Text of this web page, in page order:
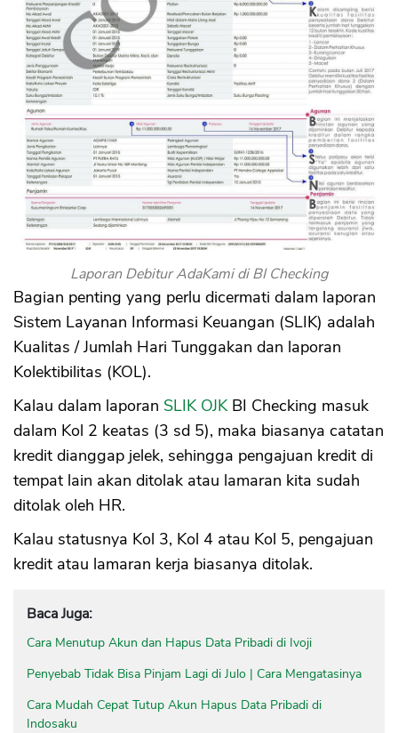
Laporan Debitur AdaKami di BI Checking
Bagian penting yang perlu dicermati dalam laporan
Sistem Layanan Informasi Keuangan (SLIK) adalah
Kualitas / Jumlah Hari Tunggakan dan laporan
Kolektibilitas (KOL).
Kalau dalam laporan SLIK OJKBI Checking masuk
dalam Kol 2 keatas (3 sd 5), maka biasanya catatan
kredit dianggap jelek, sehingga pengajuan kredit di
tempat lain akan ditolak atau lamaran kita sudah
ditolak oleh HR.
Kalau statusnya Kol 3, Kol 4 atau Kol 5, pengajuan
kredit atau lamaran kerja biasanya ditolak.
Baca Juga:
Cara Menutup Akun dan Hapus Data Pribadi di Ivoji
Penyebab Tidak Bisa Pinjam Lagi di Julo | Cara Mengatasinya
Cara Mudah Cepat Tutup Akun Hapus Data Pribadi di
Indosaku